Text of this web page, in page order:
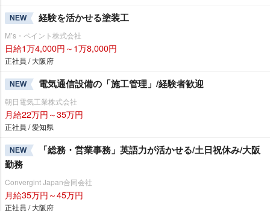
NEW 経験を活かせる塗装工
M’s・ペイント株式会社
日給1万4,000円～1万8,000円
正社員 / 大阪府
NEW 電気通信設備の「施工管理」/経験者歓迎
朝日電気工業株式会社
月給22万円～35万円
正社員 / 愛知県
NEW
「総務・営業事務」英語力が活かせる/土日祝休み/大阪
勤務
Convergint Japan合同会社
月給35万円～45万円
正社員 / 大阪府